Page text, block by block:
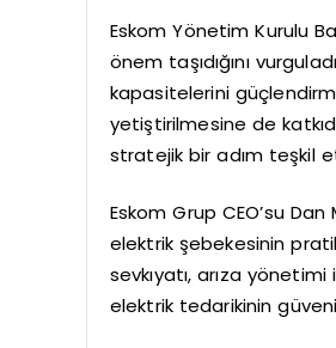
Eskom Yönetim Kurulu
önem taşıdığını
kapasitelerini
yetiştirilmesine de
stratejik bir adım teşkil
Eskom Grup CEO’su
elektrik şebekesinin
sevkıyatı, arıza
elektrik tedarikinin